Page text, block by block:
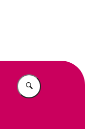
Vul in wat u